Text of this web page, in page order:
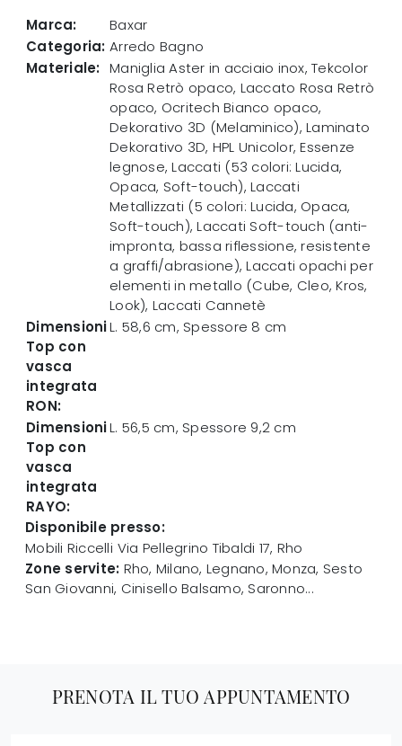
Marca:
Baxar
Categoria: Arredo Bagno
Materiale: Maniglia Aster in acciaio inox, Tekcolor
Rosa Retrò opaco, Laccato Rosa Retrò
opaco, Ocritech Bianco opaco,
Dekorativo 3D (Melaminico), Laminato
Dekorativo 3D, HPL Unicolor, Essenze
legnose, Laccati (53 colori: Lucida,
Opaca, Soft-touch), Laccati
Metallizzati (5 colori: Lucida, Opaca,
Soft-touch), Laccati Soft-touch (anti-
impronta, bassa riflessione, resistente
a graffi/abrasione), Laccati opachi per
elementi in metallo (Cube, Cleo, Kros,
Look), Laccati Cannetè
Dimensioni
Top con
vasca
integrata
RON:
L. 58,6 cm, Spessore 8 cm
Dimensioni
Top con
vasca
integrata
RAYO:
L. 56,5 cm, Spessore 9,2 cm
Disponibile presso:
Mobili Riccelli Via Pellegrino Tibaldi 17, Rho
Zone servite: Rho, Milano, Legnano, Monza, Sesto
San Giovanni, Cinisello Balsamo, Saronno...
PRENOTA IL TUO APPUNTAMENTO